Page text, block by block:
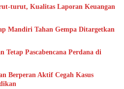
turut, Kualitas Laporan Keuangan
Mandiri Tahan Gempa Ditargetkan
Pascabencana Perdana di
Berperan Aktif Cegah Kasus